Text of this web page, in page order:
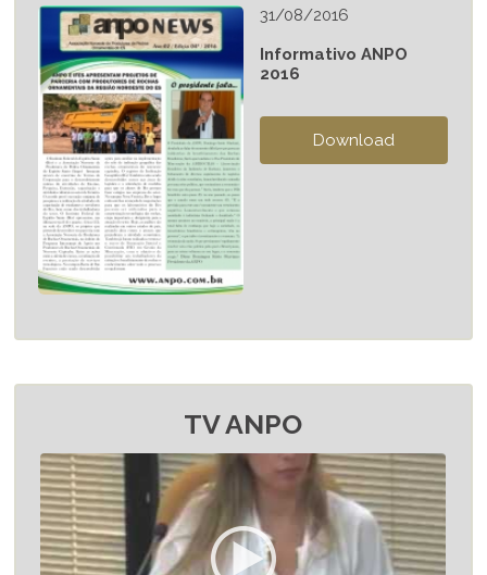
31/08/2016
Informativo ANPO
2016
TV ANPO